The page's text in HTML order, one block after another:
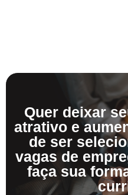
Quer deixar
atrativo e
de ser
vagas de
faça sua